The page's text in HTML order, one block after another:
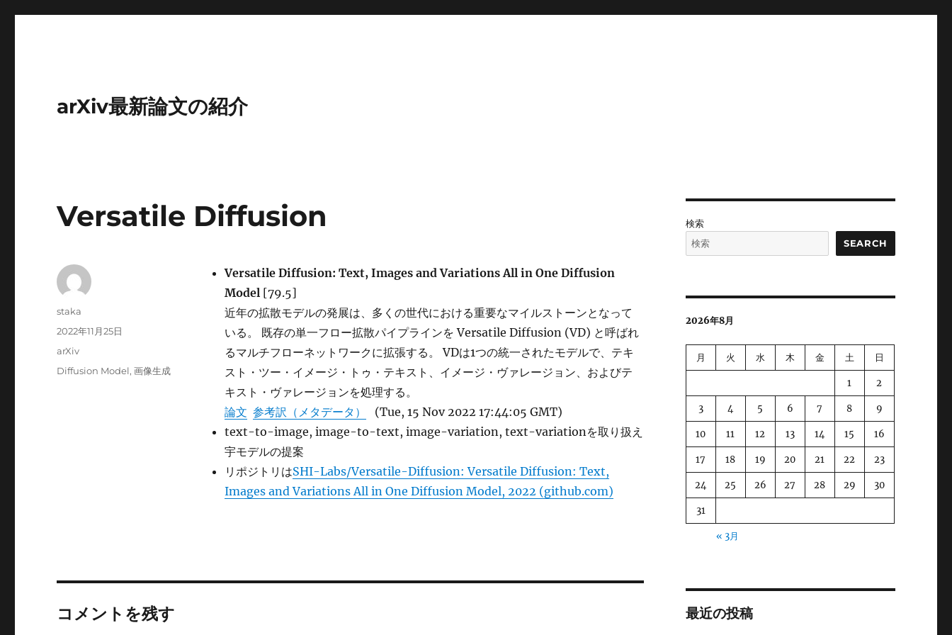
arXiv最新論文の紹介
Versatile Diffusion
Versatile Diffusion: Text, Images and Variations All in One Diffusion
Model [79.5]
近年の拡散モデルの発展は、多くの世代における重要なマイルストーンとなって
いる。 既存の単一フロー拡散パイプラインを Versatile Diffusion (VD) と呼ばれ
るマルチフローネットワークに拡張する。 VDは1つの統一されたモデルで、テキ
スト・ツー・イメージ・トゥ・テキスト、イメージ・ヴァレージョン、およびテ
キスト・ヴァレージョンを処理する。
論文 参考訳（メタデータ）
(Tue, 15 Nov 2022 17:44:05 GMT)
text-to-image, image-to-text, image-variation, text-variationを取り扱え
宇モデルの提案
リポジトリはSHI-Labs/Versatile-Diffusion: Versatile Diffusion: Text,
Images and Variations All in One Diffusion Model, 2022 (github.com)
投
staka
投
2022年11月25日
カ
テ
arXiv
タ
Diffusion Model,画像生成
コメントを残す
検索
SEARCH
2026年8月
月 火 水 木 金 土 日
1 2
3 4 5 6 7 8 9
10 11 12 13 14 15 16
17 18 19 20 21 22 23
24 25 26 27 28 29 30
31
« 3月
最近の投稿